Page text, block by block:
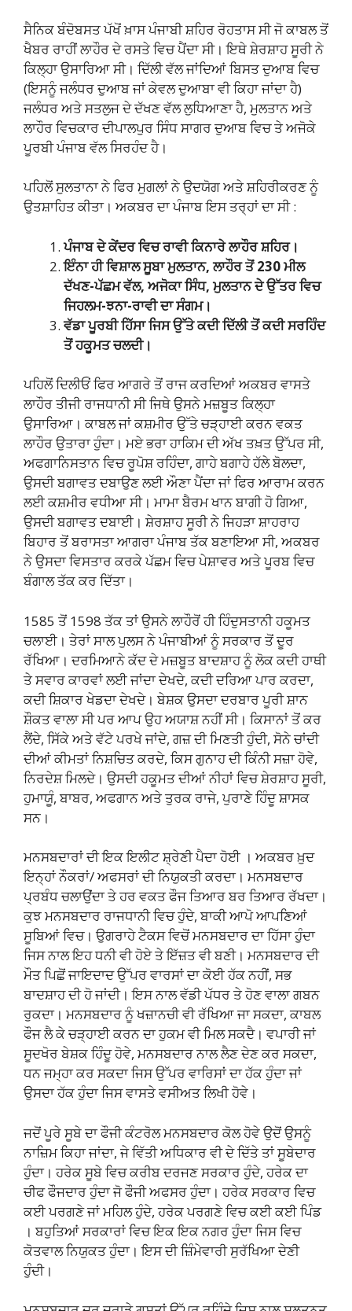
ਸੈਨਿਕ ਬੰਦੋਬਸਤ ਪੱਖੋਂ ਖ਼ਾਸ ਪੰਜਾਬੀ ਸ਼ਹਿਰ ਰੋਹਤਾਸ ਸੀ ਜੋ ਕਾਬਲ ਤੋਂ
ਖੈਬਰ ਰਾਹੀਂ ਲਾਹੌਰ ਦੇ ਰਸਤੇ ਵਿਚ ਪੈਂਦਾ ਸੀ। ਇਥੇ ਸ਼ੇਰਸ਼ਾਹ ਸੂਰੀ ਨੇ
ਕਿਲ੍ਹਾ ਉਸਾਰਿਆ ਸੀ। ਦਿੱਲੀ ਵੱਲ ਜਾਂਦਿਆਂ ਬਿਸਤ ਦੁਆਬ ਵਿਚ
(ਇਸਨੂੰ ਜਲੰਧਰ ਦੁਆਬ ਜਾਂ ਕੇਵਲ ਦੁਆਬਾ ਵੀ ਕਿਹਾ ਜਾਂਦਾ ਹੈ)
ਜਲੰਧਰ ਅਤੇ ਸਤਲੁਜ ਦੇ ਦੱਖਣ ਵੱਲ ਲੁਧਿਆਣਾ ਹੈ, ਮੁਲਤਾਨ ਅਤੇ
ਲਾਹੌਰ ਵਿਚਕਾਰ ਦੀਪਾਲਪੁਰ ਸਿੰਧ ਸਾਗਰ ਦੁਆਬ ਵਿਚ ਤੇ ਅਜੋਕੇ
ਪੂਰਬੀ ਪੰਜਾਬ ਵੱਲ ਸਿਰਹੰਦ ਹੈ।
ਪਹਿਲੋਂ ਸੁਲਤਾਨਾ ਨੇ ਫਿਰ ਮੁਗਲਾਂ ਨੇ ਉਦਯੋਗ ਅਤੇ ਸ਼ਹਿਰੀਕਰਣ ਨੂੰ
ਉਤਸ਼ਾਹਿਤ ਕੀਤਾ। ਅਕਬਰ ਦਾ ਪੰਜਾਬ ਇਸ ਤਰ੍ਹਾਂ ਦਾ ਸੀ :
ਪੰਜਾਬ ਦੇ ਕੇਂਦਰ ਵਿਚ ਰਾਵੀ ਕਿਨਾਰੇ ਲਾਹੌਰ ਸ਼ਹਿਰ।
ਇੰਨਾ ਹੀ ਵਿਸ਼ਾਲ ਸੂਬਾ ਮੁਲਤਾਨ, ਲਾਹੌਰ ਤੋਂ 230 ਮੀਲ
ਦੱਖਣ-ਪੱਛਮ ਵੱਲ, ਅਜੋਕਾ ਸਿੰਧ, ਮੁਲਤਾਨ ਦੇ ਉੱਤਰ ਵਿਚ
ਜਿਹਲਮ-ਝਨਾ-ਰਾਵੀ ਦਾ ਸੰਗਮ।
ਵੱਡਾ ਪੂਰਬੀ ਹਿੱਸਾ ਜਿਸ ਉੱਤੇ ਕਦੀ ਦਿੱਲੀ ਤੋਂ ਕਦੀ ਸਰਹਿੰਦ
ਤੋਂ ਹਕੂਮਤ ਚਲਦੀ।
ਪਹਿਲੋਂ ਦਿਲੀਓਂ ਫਿਰ ਆਗਰੇ ਤੋਂ ਰਾਜ ਕਰਦਿਆਂ ਅਕਬਰ ਵਾਸਤੇ
ਲਾਹੌਰ ਤੀਜੀ ਰਾਜਧਾਨੀ ਸੀ ਜਿਥੇ ਉਸਨੇ ਮਜ਼ਬੂਤ ਕਿਲ੍ਹਾ
ਉਸਾਰਿਆ। ਕਾਬਲ ਜਾਂ ਕਸ਼ਮੀਰ ਉੱਤੇ ਚੜ੍ਹਾਈ ਕਰਨ ਵਕਤ
ਲਾਹੌਰ ਉਤਾਰਾ ਹੁੰਦਾ। ਮਏ ਭਰਾ ਹਾਕਿਮ ਦੀ ਅੱਖ ਤਖ਼ਤ ਉੱਪਰ ਸੀ,
ਅਫਗਾਨਿਸਤਾਨ ਵਿਚ ਰੂਪੋਸ਼ ਰਹਿੰਦਾ, ਗਾਹੇ ਬਗਾਹੇ ਹੱਲੇ ਬੋਲਦਾ,
ਉਸਦੀ ਬਗਾਵਤ ਦਬਾਉਣ ਲਈ ਔਣਾ ਪੈਂਦਾ ਜਾਂ ਫਿਰ ਆਰਾਮ ਕਰਨ
ਲਈ ਕਸ਼ਮੀਰ ਵਧੀਆ ਸੀ। ਮਾਮਾ ਬੈਰਮ ਖਾਨ ਬਾਗੀ ਹੋ ਗਿਆ,
ਉਸਦੀ ਬਗਾਵਤ ਦਬਾਈ। ਸ਼ੇਰਸ਼ਾਹ ਸੂਰੀ ਨੇ ਜਿਹੜਾ ਸ਼ਾਹਰਾਹ
ਬਿਹਾਰ ਤੋਂ ਬਰਾਸਤਾ ਆਗਰਾ ਪੰਜਾਬ ਤੱਕ ਬਣਾਇਆ ਸੀ, ਅਕਬਰ
ਨੇ ਉਸਦਾ ਵਿਸਤਾਰ ਕਰਕੇ ਪੱਛਮ ਵਿਚ ਪੇਸ਼ਾਵਰ ਅਤੇ ਪੂਰਬ ਵਿਚ
ਬੰਗਾਲ ਤੱਕ ਕਰ ਦਿੱਤਾ।
1585 ਤੋਂ 1598 ਤੱਕ ਤਾਂ ਉਸਨੇ ਲਾਹੌਰੋਂ ਹੀ ਹਿੰਦੁਸਤਾਨੀ ਹਕੂਮਤ
ਚਲਾਈ। ਤੇਰਾਂ ਸਾਲ ਪੁਲਸ ਨੇ ਪੰਜਾਬੀਆਂ ਨੂੰ ਸਰਕਾਰ ਤੋਂ ਦੂਰ
ਰੱਖਿਆ। ਦਰਮਿਆਨੇ ਕੱਦ ਦੇ ਮਜ਼ਬੂਤ ਬਾਦਸ਼ਾਹ ਨੂੰ ਲੋਕ ਕਦੀ ਹਾਥੀ
ਤੇ ਸਵਾਰ ਕਾਰਵਾਂ ਲਈ ਜਾਂਦਾ ਦੇਖਦੇ, ਕਦੀ ਦਰਿਆ ਪਾਰ ਕਰਦਾ,
ਕਦੀ ਸ਼ਿਕਾਰ ਖੇਡਦਾ ਦੇਖਦੇ। ਬੇਸ਼ਕ ਉਸਦਾ ਦਰਬਾਰ ਪੂਰੀ ਸ਼ਾਨ
ਸ਼ੌਕਤ ਵਾਲਾ ਸੀ ਪਰ ਆਪ ਉਹ ਅਯਾਸ਼ ਨਹੀਂ ਸੀ। ਕਿਸਾਨਾਂ ਤੋਂ ਕਰ
ਲੈਂਦੇ, ਸਿੱਕੇ ਅਤੇ ਵੱਟੇ ਪਰਖੇ ਜਾਂਦੇ, ਗਜ਼ ਦੀ ਮਿਣਤੀ ਹੁੰਦੀ, ਸੋਨੇ ਚਾਂਦੀ
ਦੀਆਂ ਕੀਮਤਾਂ ਨਿਸ਼ਚਿਤ ਕਰਦੇ, ਕਿਸ ਗੁਨਾਹ ਦੀ ਕਿੰਨੀ ਸਜ਼ਾ ਹੋਵੇ,
ਨਿਰਦੇਸ਼ ਮਿਲਦੇ। ਉਸਦੀ ਹਕੂਮਤ ਦੀਆਂ ਨੀਹਾਂ ਵਿਚ ਸ਼ੇਰਸ਼ਾਹ ਸੂਰੀ,
ਹੁਮਾਯੂੰ, ਬਾਬਰ, ਅਫਗਾਨ ਅਤੇ ਤੁਰਕ ਰਾਜੇ, ਪੁਰਾਣੇ ਹਿੰਦੂ ਸ਼ਾਸਕ
ਸਨ।
ਮਨਸਬਦਾਰਾਂ ਦੀ ਇਕ ਇਲੀਟ ਸ਼੍ਰੇਣੀ ਪੈਦਾ ਹੋਈ । ਅਕਬਰ ਖ਼ੁਦ
ਇਨ੍ਹਾਂ ਨੌਕਰਾਂ/ ਅਫਸਰਾਂ ਦੀ ਨਿਯੁਕਤੀ ਕਰਦਾ। ਮਨਸਬਦਾਰ
ਪ੍ਰਬੰਧ ਚਲਾਉਂਦਾ ਤੇ ਹਰ ਵਕਤ ਫੌਜ ਤਿਆਰ ਬਰ ਤਿਆਰ ਰੱਖਦਾ।
ਕੁਝ ਮਨਸਬਦਾਰ ਰਾਜਧਾਨੀ ਵਿਚ ਹੁੰਦੇ, ਬਾਕੀ ਆਪੋ ਆਪਣਿਆਂ
ਸੂਬਿਆਂ ਵਿਚ। ਉਗਰਾਹੇ ਟੈਕਸ ਵਿਚੋਂ ਮਨਸਬਦਾਰ ਦਾ ਹਿੱਸਾ ਹੁੰਦਾ
ਜਿਸ ਨਾਲ ਇਹ ਧਨੀ ਵੀ ਹੋਏ ਤੇ ਇੱਜ਼ਤ ਵੀ ਬਣੀ। ਮਨਸਬਦਾਰ ਦੀ
ਮੌਤ ਪਿਛੋਂ ਜਾਇਦਾਦ ਉੱਪਰ ਵਾਰਸਾਂ ਦਾ ਕੋਈ ਹੱਕ ਨਹੀਂ, ਸਭ
ਬਾਦਸ਼ਾਹ ਦੀ ਹੋ ਜਾਂਦੀ। ਇਸ ਨਾਲ ਵੱਡੀ ਪੱਧਰ ਤੇ ਹੋਣ ਵਾਲਾ ਗਬਨ
ਰੁਕਦਾ। ਮਨਸਬਦਾਰ ਨੂੰ ਖਜ਼ਾਨਚੀ ਵੀ ਰੱਖਿਆ ਜਾ ਸਕਦਾ, ਕਾਬਲ
ਫੌਜ ਲੈ ਕੇ ਚੜ੍ਹਾਈ ਕਰਨ ਦਾ ਹੁਕਮ ਵੀ ਮਿਲ ਸਕਦੈ। ਵਪਾਰੀ ਜਾਂ
ਸੂਦਖੋਰ ਬੇਸ਼ਕ ਹਿੰਦੂ ਹੋਵੇ, ਮਨਸਬਦਾਰ ਨਾਲ ਲੈਣ ਦੇਣ ਕਰ ਸਕਦਾ,
ਧਨ ਜਮ੍ਹਾ ਕਰ ਸਕਦਾ ਜਿਸ ਉੱਪਰ ਵਾਰਿਸਾਂ ਦਾ ਹੱਕ ਹੁੰਦਾ ਜਾਂ
ਉਸਦਾ ਹੱਕ ਹੁੰਦਾ ਜਿਸ ਵਾਸਤੇ ਵਸੀਅਤ ਲਿਖੀ ਹੋਵੇ।
ਜਦੋਂ ਪੂਰੇ ਸੂਬੇ ਦਾ ਫੌਜੀ ਕੰਟਰੋਲ ਮਨਸਬਦਾਰ ਕੋਲ ਹੋਵੇ ਉਦੋਂ ਉਸਨੂੰ
ਨਾਜ਼ਿਮ ਕਿਹਾ ਜਾਂਦਾ, ਜੇ ਵਿੱਤੀ ਅਧਿਕਾਰ ਵੀ ਦੇ ਦਿੱਤੇ ਤਾਂ ਸੂਬੇਦਾਰ
ਹੁੰਦਾ। ਹਰੇਕ ਸੂਬੇ ਵਿਚ ਕਰੀਬ ਦਰਜਣ ਸਰਕਾਰ ਹੁੰਦੇ, ਹਰੇਕ ਦਾ
ਚੀਫ ਫੌਜਦਾਰ ਹੁੰਦਾ ਜੋ ਫੌਜੀ ਅਫਸਰ ਹੁੰਦਾ। ਹਰੇਕ ਸਰਕਾਰ ਵਿਚ
ਕਈ ਪਰਗਣੇ ਜਾਂ ਮਹਿਲ ਹੁੰਦੇ, ਹਰੇਕ ਪਰਗਣੇ ਵਿਚ ਕਈ ਕਈ ਪਿੰਡ
। ਬਹੁਤਿਆਂ ਸਰਕਾਰਾਂ ਵਿਚ ਇਕ ਇਕ ਨਗਰ ਹੁੰਦਾ ਜਿਸ ਵਿਚ
ਕੋਤਵਾਲ ਨਿਯੁਕਤ ਹੁੰਦਾ। ਇਸ ਦੀ ਜ਼ਿੰਮੇਵਾਰੀ ਸੁਰੱਖਿਆ ਦੇਣੀ
ਹੁੰਦੀ।